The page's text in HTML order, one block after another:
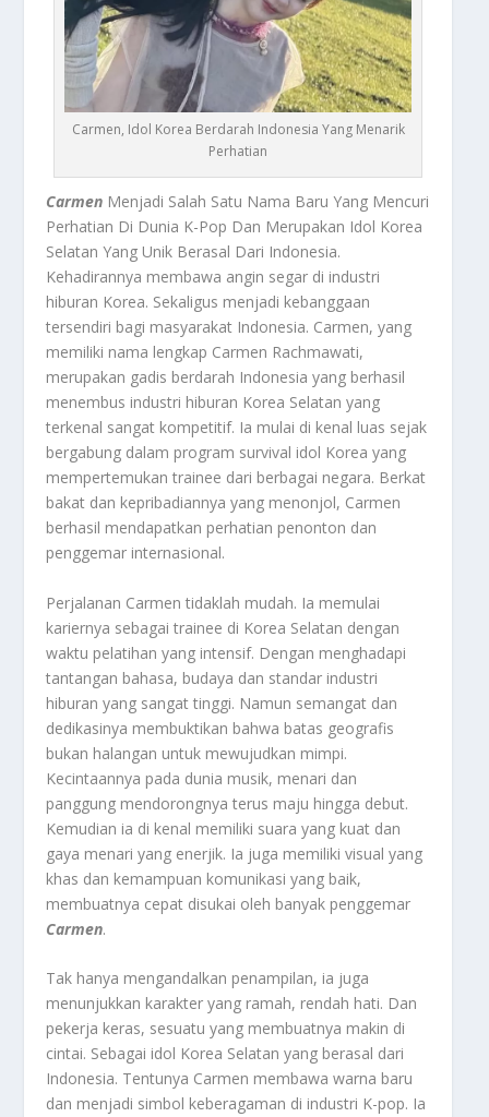
Carmen, Idol Korea Berdarah Indonesia Yang Menarik
Perhatian
Carmen Menjadi Salah Satu Nama Baru Yang Mencuri
Perhatian Di Dunia K-Pop Dan Merupakan Idol Korea
Selatan Yang Unik Berasal Dari Indonesia.
Kehadirannya membawa angin segar di industri
hiburan Korea. Sekaligus menjadi kebanggaan
tersendiri bagi masyarakat Indonesia. Carmen, yang
memiliki nama lengkap Carmen Rachmawati,
merupakan gadis berdarah Indonesia yang berhasil
menembus industri hiburan Korea Selatan yang
terkenal sangat kompetitif. Ia mulai di kenal luas sejak
bergabung dalam program survival idol Korea yang
mempertemukan trainee dari berbagai negara. Berkat
bakat dan kepribadiannya yang menonjol, Carmen
berhasil mendapatkan perhatian penonton dan
penggemar internasional.
Perjalanan Carmen tidaklah mudah. Ia memulai
kariernya sebagai trainee di Korea Selatan dengan
waktu pelatihan yang intensif. Dengan menghadapi
tantangan bahasa, budaya dan standar industri
hiburan yang sangat tinggi. Namun semangat dan
dedikasinya membuktikan bahwa batas geografis
bukan halangan untuk mewujudkan mimpi.
Kecintaannya pada dunia musik, menari dan
panggung mendorongnya terus maju hingga debut.
Kemudian ia di kenal memiliki suara yang kuat dan
gaya menari yang enerjik. Ia juga memiliki visual yang
khas dan kemampuan komunikasi yang baik,
membuatnya cepat disukai oleh banyak penggemar
Carmen.
Tak hanya mengandalkan penampilan, ia juga
menunjukkan karakter yang ramah, rendah hati. Dan
pekerja keras, sesuatu yang membuatnya makin di
cintai. Sebagai idol Korea Selatan yang berasal dari
Indonesia. Tentunya Carmen membawa warna baru
dan menjadi simbol keberagaman di industri K-pop. Ia